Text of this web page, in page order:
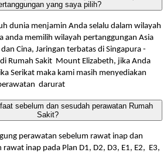
yang saya pilih?
dunia menjamin Anda selalu dalam wilayah
anda memilih wilayah pertanggungan Asia
Cina, Jaringan terbatas di Singapura -
Rumah Sakit Mount Elizabeth, jika Anda
Serikat maka kami masih menyediakan
darurat
sebelum dan sesudah perawatan Rumah
Sakit?
perawatan sebelum rawat inap dan
inap pada Plan D1, D2, D3, E1, E2, E3,